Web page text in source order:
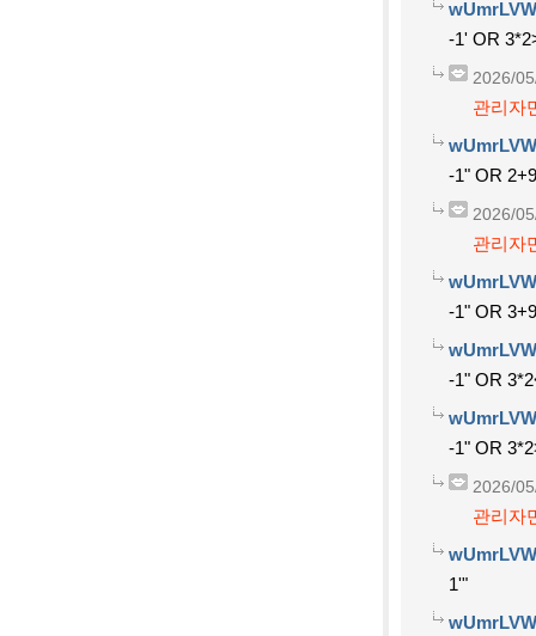
-1' OR
2026/
관리자
-1" OR
2026/
관리자
-1" OR
-1" OR
-1" OR
2026/
관리자
1'"